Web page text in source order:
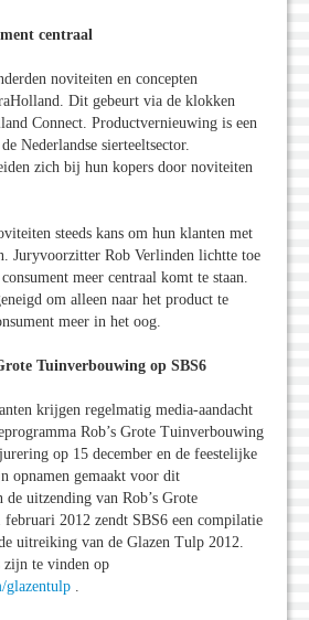
centraal
noviteiten en concepten
Dit gebeurt via de klokken
Connect. Productvernieuwing is een
Nederlandse sierteeltsector.
zich bij hun kopers door noviteiten
steeds kans om hun klanten met
Juryvoorzitter Rob Verlinden lichtte toe
meer centraal komt te staan.
om alleen naar het product te
meer in het oog.
Tuinverbouwing op SBS6
krijgen regelmatig media-aandacht
Rob’s Grote Tuinverbouwing
op 15 december en de feestelijke
opnamen gemaakt voor dit
uitzending van Rob’s Grote
2012 zendt SBS6 een compilatie
uitreiking van de Glazen Tulp 2012.
zijn te vinden op
glazentulp